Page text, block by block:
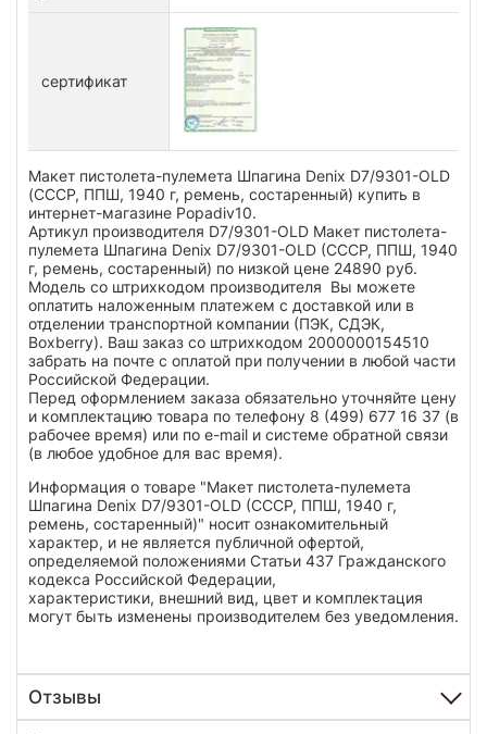
сертификат
Макет пистолета-пулемета Шпагина Denix D7/9301-OLD
(СССР, ППШ, 1940 г, ремень, состаренный) купить в
интернет-магазине Popadiv10.
Артикул производителя D7/9301-OLD Макет пистолета-
пулемета Шпагина Denix D7/9301-OLD (СССР, ППШ, 1940
г, ремень, состаренный) по низкой цене 24890 руб.
Модель со штрихкодом производителя Вы можете
оплатить наложенным платежем с доставкой или в
отделении транспортной компании (ПЭК, СДЭК,
Boxberry). Ваш заказ со штрихкодом 2000000154510
забрать на почте с оплатой при получении в любой части
Российской Федерации.
Перед оформлением заказа обязательно уточняйте цену
и комплектацию товара по телефону 8 (499) 677 16 37 (в
рабочее время) или по e-mail и системе обратной связи
(в любое удобное для вас время).
Информация о товаре "Макет пистолета-пулемета
Шпагина Denix D7/9301-OLD (СССР, ППШ, 1940 г,
ремень, состаренный)" носит ознакомительный
характер, и не является публичной офертой,
определяемой положениями Статьи 437 Гражданского
кодекса Российской Федерации,
характеристики, внешний вид, цвет и комплектация
могут быть изменены производителем без уведомления.
Отзывы